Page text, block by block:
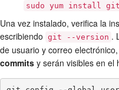
sudo yum install git
Una vez instalado, verifica la
escribiendo git --version .
de usuario y correo
commits y serán visibles en el